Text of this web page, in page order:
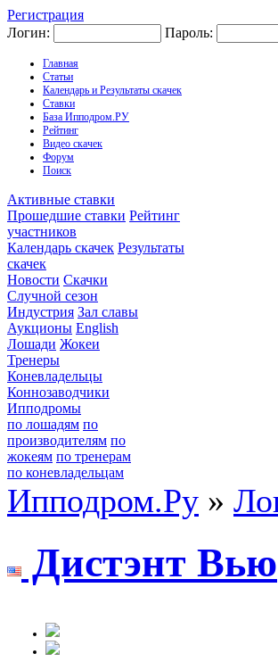
Регистрация
Логин:
Пароль:
Главная
Статьи
Календарь и Результаты скачек
Ставки
База Ипподром.РУ
Рейтинг
Видео скачек
Форум
Поиск
Активные ставки
Прошедшие ставки Рейтинг
участников
Календарь скачек Результаты
скачек
Новости Скачки
Случной сезон
Индустрия Зал славы
Аукционы English
Лошади Жокеи
Тренеры
Коневладельцы
Коннозаводчики
Ипподромы
по лошадям по
производителям по
жокеям по тренерам
по коневладельцам
Ипподром.Ру »
Диcтэнт Bью